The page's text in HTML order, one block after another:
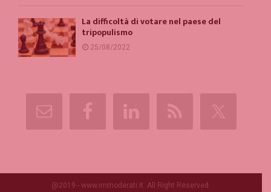
La difficoltà di votare nel paese del
tripopulismo
25/08/2022
@2019 - www.immoderati.it. All Right Reserved.